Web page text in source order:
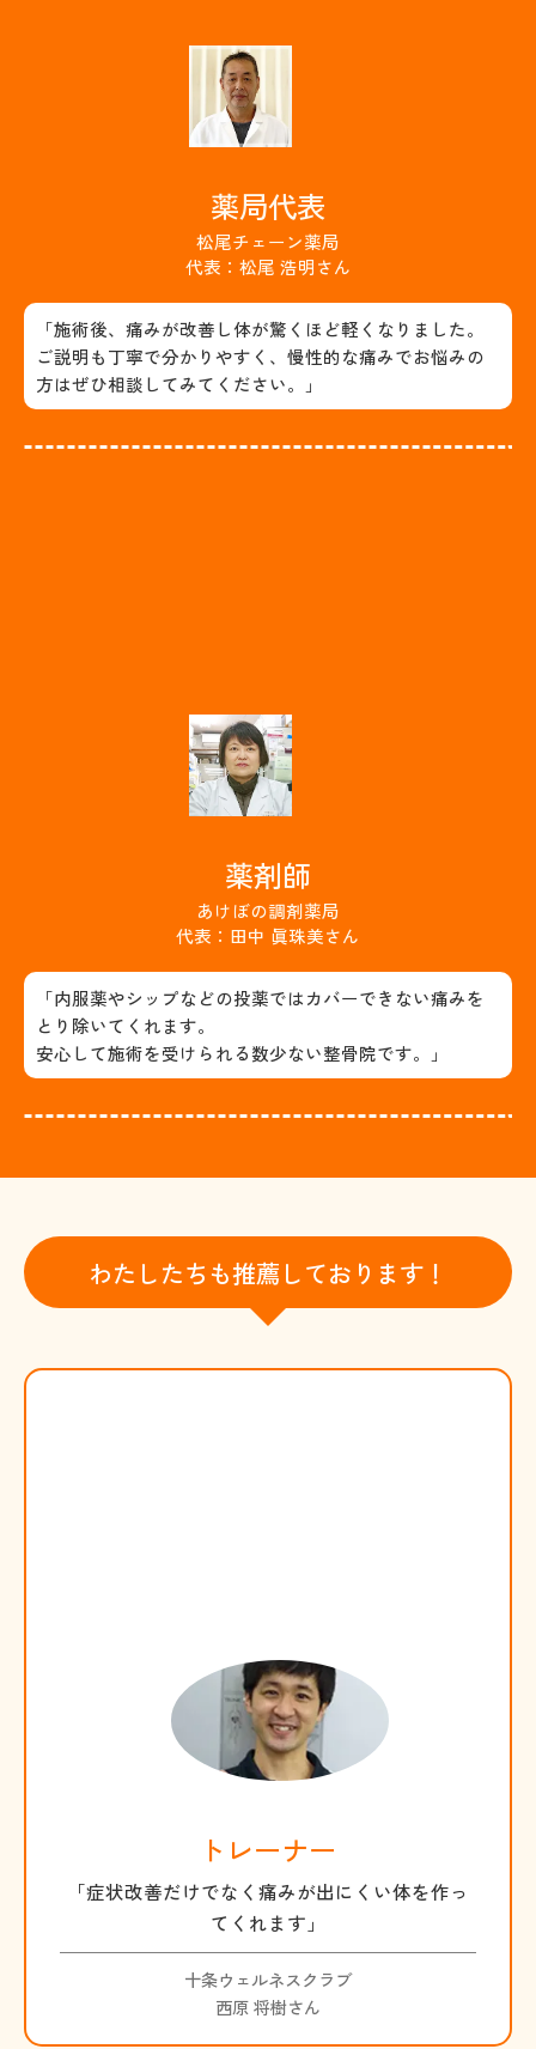
薬局代表
松尾チェーン薬局
代表：松尾 浩明さん
「施術後、痛みが改善し体が驚くほど軽くなりました。
ご説明も丁寧で分かりやすく、慢性的な痛みでお悩みの
方はぜひ相談してみてください。」
薬剤師
あけぼの調剤薬局
代表：田中 眞珠美さん
「内服薬やシップなどの投薬ではカバーできない痛みを
とり除いてくれます。
安心して施術を受けられる数少ない整骨院です。」
わたしたちも推薦しております！
トレーナー
「症状改善だけでなく痛みが出にくい体を作っ
てくれます」
十条ウェルネスクラブ
西原 将樹さん